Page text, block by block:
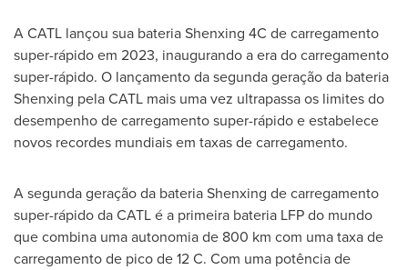
A CATL lançou sua bateria Shenxing 4C de carregamento
super-rápido em 2023, inaugurando a era do carregamento
super-rápido. O lançamento da segunda geração da bateria
Shenxing pela CATL mais uma vez ultrapassa os limites do
desempenho de carregamento super-rápido e estabelece
novos recordes mundiais em taxas de carregamento.
A segunda geração da bateria Shenxing de carregamento
super-rápido da CATL é a primeira bateria LFP do mundo
que combina uma autonomia de 800 km com uma taxa de
carregamento de pico de 12 C. Com uma potência de